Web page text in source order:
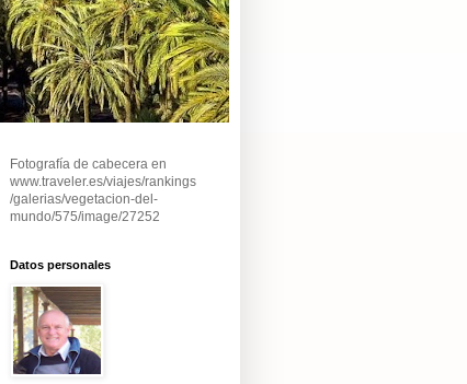
Fotografía de cabecera en
www.traveler.es/viajes/rankings
/galerias/vegetacion-del-
mundo/575/image/27252
Datos personales